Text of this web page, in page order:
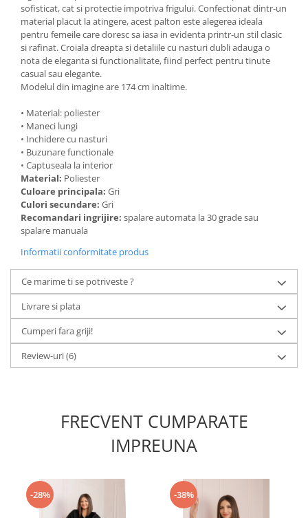
sofisticat, cat si protectie impotriva frigului. Confectionat dintr-un
material placut la atingere, acest palton este alegerea ideala
pentru femeile care doresc sa iasa in evidenta printr-un stil clasic
si rafinat. Croiala dreapta si detaliile cu nasturi dubli adauga o
nota de eleganta si functionalitate, fiind perfect pentru tinute
casual sau elegante.
Modelul din imagine are 174 cm inaltime.
• Material: poliester
• Maneci lungi
• Inchidere cu nasturi
• Buzunare functionale
• Captuseala la interior
Material: Poliester
Culoare principala: Gri
Culori secundare: Gri
Recomandari ingrijire: spalare automata la 30 grade sau
spalare manuala
Informatii conformitate produs
Ce marime ti se potriveste ?
Livrare si plata
Cumperi fara griji!
Review-uri(6)
FRECVENT CUMPARATE
IMPREUNA
-28% -38%